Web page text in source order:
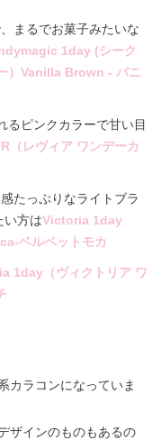
まるでお菓子みたいな
1day (シーク
）Vanilla Brown - バニ
るピンクカラーで甘い目
（レヴィア ワンデーカ
たっぷりなライトブラ
い方はVictoria 1day
ベルベットモカ
1day（ヴィクトリア ワ
カラコンになっていま
ザインのものもあるの